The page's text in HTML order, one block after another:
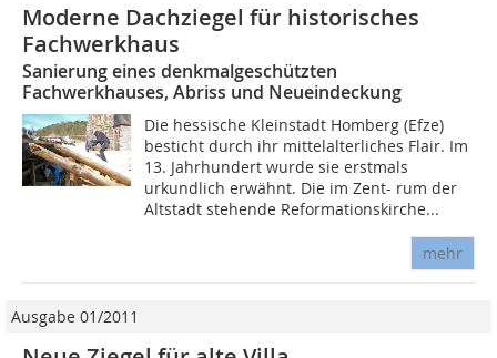
Moderne Dachziegel für historisches
Fachwerkhaus
Sanierung eines denkmalgeschützten
Fachwerkhauses, Abriss und Neueindeckung
Die hessische Kleinstadt Homberg (Efze)
besticht durch ihr mittelalterliches Flair. Im
13. Jahrhundert wurde sie erstmals
urkundlich erwähnt. Die im Zent- rum der
Altstadt stehende Reformationskirche...
mehr
Ausgabe 01/2011